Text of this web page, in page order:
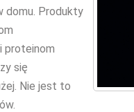
domu. Produkty
proteinom
się
Nie jest to